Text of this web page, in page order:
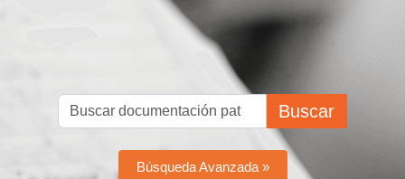
Buscar
Búsqueda Avanzada »